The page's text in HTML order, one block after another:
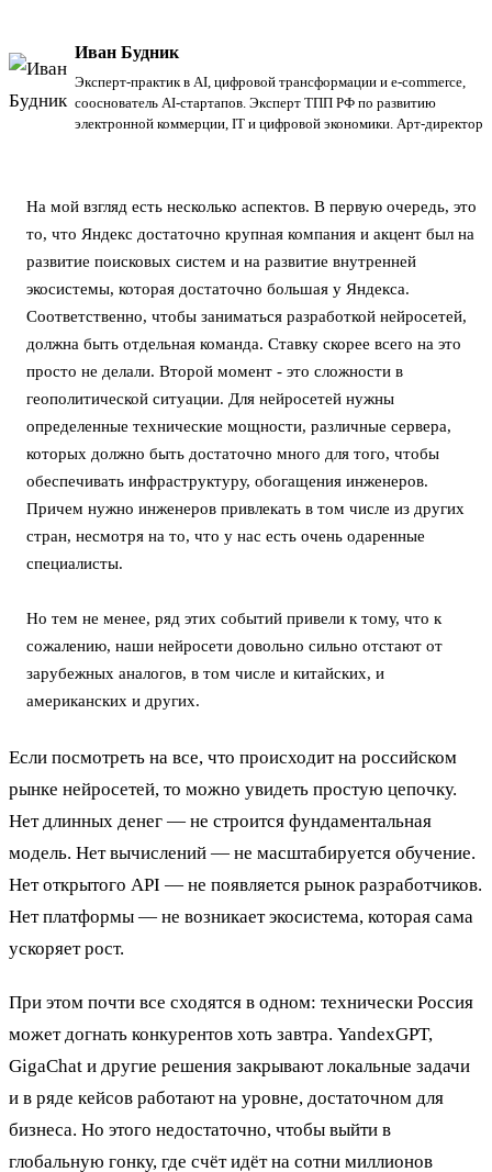
Иван Будник
Эксперт-практик в AI, цифровой трансформации и e-commerce,
сооснователь AI-стартапов. Эксперт ТПП РФ по развитию
электронной коммерции, IT и цифровой экономики. Арт-директор
На мой взгляд есть несколько аспектов. В первую очередь, это
то, что Яндекс достаточно крупная компания и акцент был на
развитие поисковых систем и на развитие внутренней
экосистемы, которая достаточно большая у Яндекса.
Соответственно, чтобы заниматься разработкой нейросетей,
должна быть отдельная команда. Ставку скорее всего на это
просто не делали. Второй момент - это сложности в
геополитической ситуации. Для нейросетей нужны
определенные технические мощности, различные сервера,
которых должно быть достаточно много для того, чтобы
обеспечивать инфраструктуру, обогащения инженеров.
Причем нужно инженеров привлекать в том числе из других
стран, несмотря на то, что у нас есть очень одаренные
специалисты.
Но тем не менее, ряд этих событий привели к тому, что к
сожалению, наши нейросети довольно сильно отстают от
зарубежных аналогов, в том числе и китайских, и
американских и других.
Если посмотреть на все, что происходит на российском
рынке нейросетей, то можно увидеть простую цепочку.
Нет длинных денег — не строится фундаментальная
модель. Нет вычислений — не масштабируется обучение.
Нет открытого API — не появляется рынок разработчиков.
Нет платформы — не возникает экосистема, которая сама
ускоряет рост.
При этом почти все сходятся в одном: технически Россия
может догнать конкурентов хоть завтра. YandexGPT,
GigaChat и другие решения закрывают локальные задачи
и в ряде кейсов работают на уровне, достаточном для
бизнеса. Но этого недостаточно, чтобы выйти в
глобальную гонку, где счёт идёт на сотни миллионов